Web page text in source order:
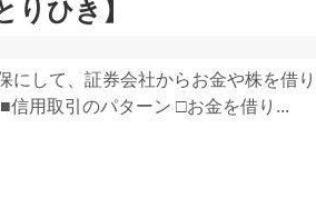
りひき】
にして、証券会社からお金や株を借り
信用取引のパターン □お金を借り...